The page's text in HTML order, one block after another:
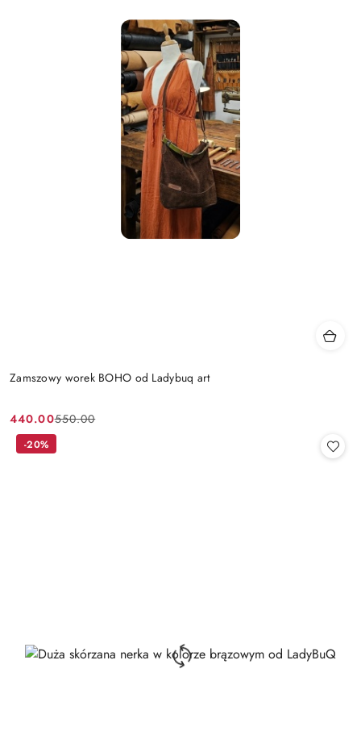
Zamszowy worek BOHO od Ladybuq art
Cena
promocyjna:
440.00
Cena
przed
550.00
-20%